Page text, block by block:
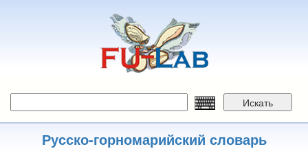
Искать
Русско-горномарийский словарь